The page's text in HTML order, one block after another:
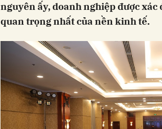
nguyên ấy, doanh nghiệp được
quan trọng nhất của nền kinh tế.